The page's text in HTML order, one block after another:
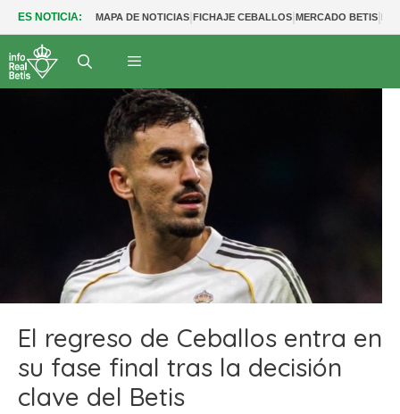
ES NOTICIA: MAPA DE NOTICIAS|FICHAJE CEBALLOS|MERCADO BETIS|
El regreso de Ceballos entra en
su fase final tras la decisión
clave del Betis